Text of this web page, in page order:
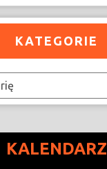
KATEGORIE
KALENDARZ